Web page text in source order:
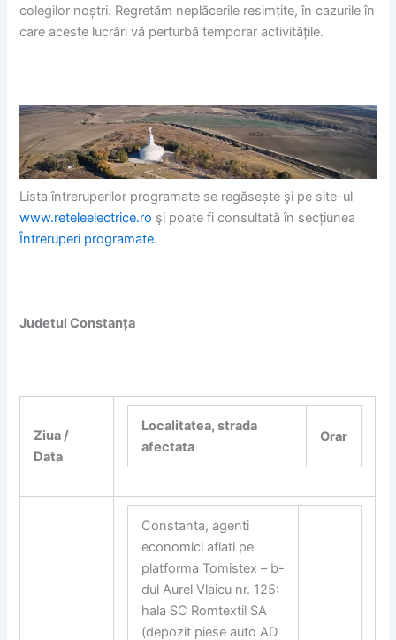
colegilor noștri. Regretăm neplăcerile resimțite, în cazurile în
care aceste lucrări vă perturbă temporar activitățile.
Lista întreruperilor programate se regăsește şi pe site-ul
www.reteleelectrice.ro şi poate fi consultată în secțiunea
Întreruperi programate.
Judetul Constanța
Ziua /
Data
Localitatea, strada
afectata
Orar
Constanta, agenti
economici aflati pe
platforma Tomistex – b-
dul Aurel Vlaicu nr. 125:
hala SC Romtextil SA
(depozit piese auto AD